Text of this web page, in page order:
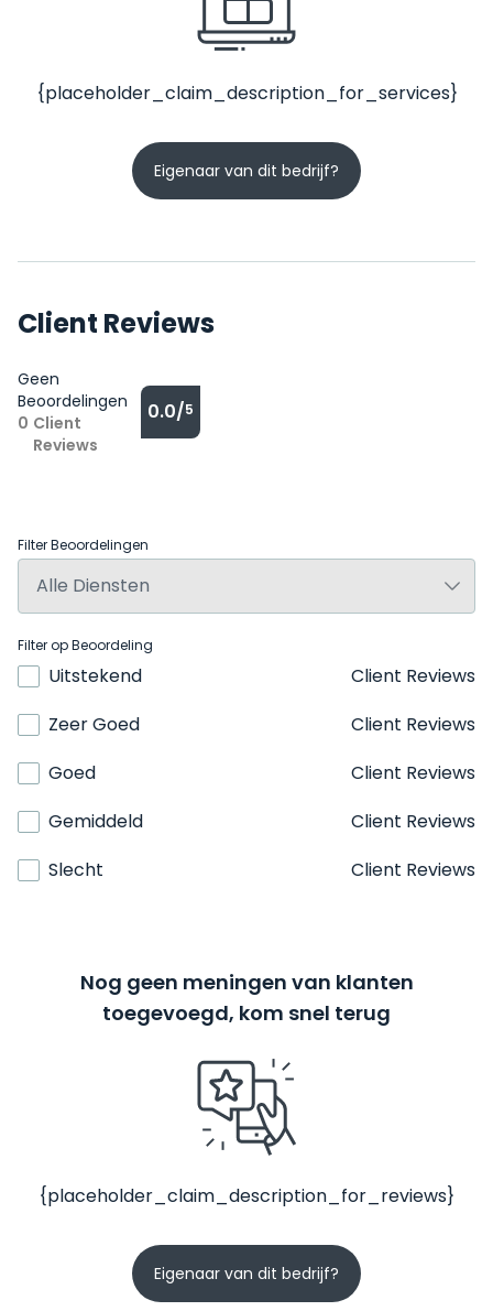
{placeholder_claim_description_for_services}
Eigenaar van dit bedrijf?
Client Reviews
Geen
Beoordelingen
0 Client
Reviews
0.0/5
Filter Beoordelingen
Filter op Beoordeling
Uitstekend
Client Reviews
Zeer Goed
Client Reviews
Goed
Client Reviews
Gemiddeld
Client Reviews
Slecht
Client Reviews
Nog geen meningen van klanten
toegevoegd, kom snel terug
{placeholder_claim_description_for_reviews}
Eigenaar van dit bedrijf?